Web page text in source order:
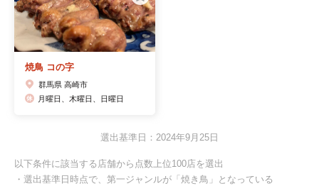
焼鳥 コの字
群馬県 高崎市
月曜日、木曜日、日曜日
選出基準日：2024年9月25日
以下条件に該当する店舗から点数上位100店を選出
・選出基準日時点で、第一ジャンルが「焼き鳥」となっている